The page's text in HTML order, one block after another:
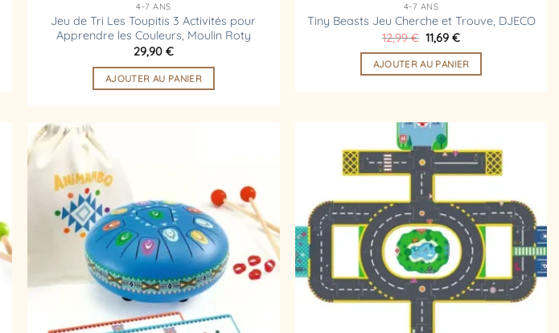
4-7 ANS
Jeu de Tri Les Toupitis 3 Activités pour
Apprendre les Couleurs, Moulin Roty
29,90 €
AJOUTER AU PANIER
4-7 ANS
Tiny Beasts Jeu Cherche et Trouve, DJECO
12,99€ Le
prix
initial
était :
11,69€Le
actuel
est :
AJOUTER AU PANIER
liste
d’envies
Ajouter
d’envies